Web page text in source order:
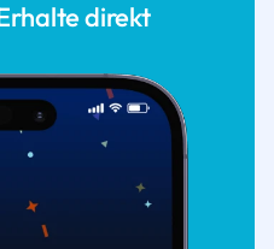
direkt